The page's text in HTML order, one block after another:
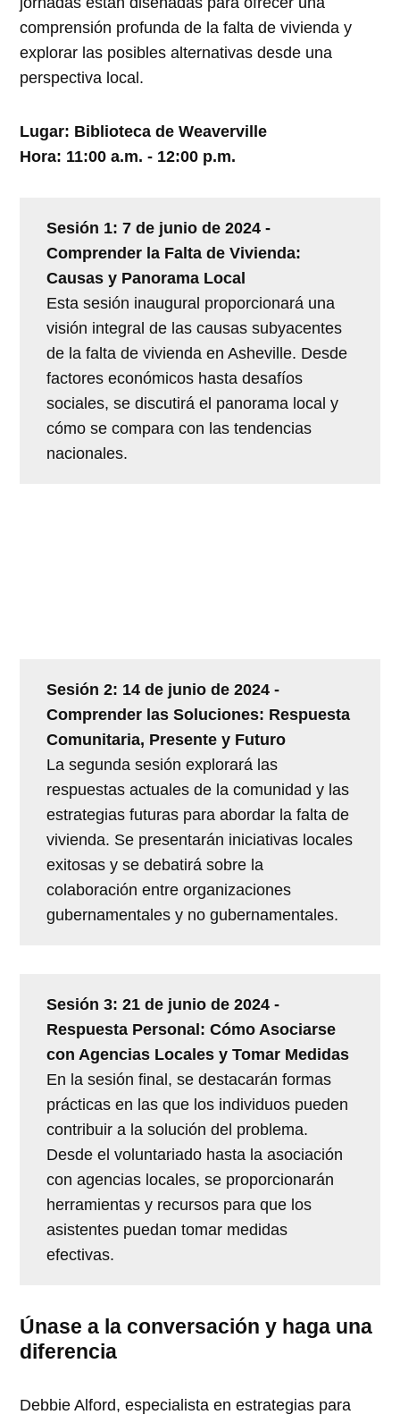
comprensión profunda de la falta de vivienda y
explorar las posibles alternativas desde una
perspectiva local.
Lugar: Biblioteca de Weaverville
Hora: 11:00 a.m. - 12:00 p.m.
Sesión 1: 7 de junio de 2024 -
Comprender la Falta de Vivienda:
Causas y Panorama Local
Esta sesión inaugural proporcionará una
visión integral de las causas subyacentes
de la falta de vivienda en Asheville. Desde
factores económicos hasta desafíos
sociales, se discutirá el panorama local y
cómo se compara con las tendencias
nacionales.
Sesión 2: 14 de junio de 2024 -
Comprender las Soluciones: Respuesta
Comunitaria, Presente y Futuro
La segunda sesión explorará las
respuestas actuales de la comunidad y las
estrategias futuras para abordar la falta de
vivienda. Se presentarán iniciativas locales
exitosas y se debatirá sobre la
colaboración entre organizaciones
gubernamentales y no gubernamentales.
Sesión 3: 21 de junio de 2024 -
Respuesta Personal: Cómo Asociarse
con Agencias Locales y Tomar Medidas
En la sesión final, se destacarán formas
prácticas en las que los individuos pueden
contribuir a la solución del problema.
Desde el voluntariado hasta la asociación
con agencias locales, se proporcionarán
herramientas y recursos para que los
asistentes puedan tomar medidas
efectivas.
Únase a la conversación y haga una
diferencia
Debbie Alford, especialista en estrategias para